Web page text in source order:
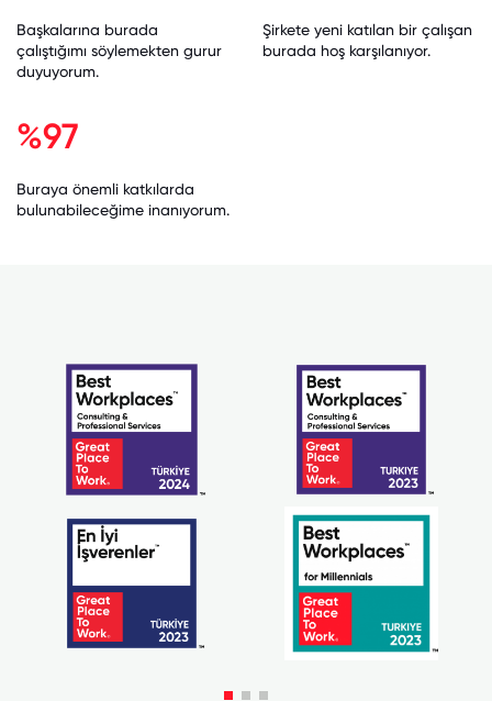
Başkalarına burada
çalıştığımı söylemekten gurur
duyuyorum.
Şirkete yeni katılan bir çalışan
burada hoş karşılanıyor.
%97
Buraya önemli katkılarda
bulunabileceğime inanıyorum.